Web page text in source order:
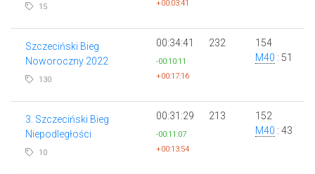
15 +00:03:41
Szczeciński Bieg
Noworoczny 2022
130
00:34:41
-00:10:11
+00:17:16
232
154
M40 : 51
3. Szczeciński Bieg
Niepodległości
10
00:31:29
-00:11:07
+00:13:54
213
152
M40 : 43